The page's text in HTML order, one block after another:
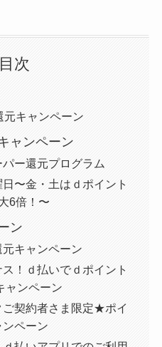
目次
元キャンペーン
ャンペーン
パー還元プログラム
〜金・土はｄポイント
6倍！〜
ン
元キャンペーン
！ｄ払いでｄポイント
ャンペーン
ご契約者さま限定★ポイ
ペーン